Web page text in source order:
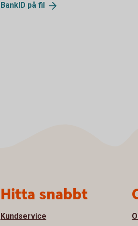
BankID på fil
Hitta snabbt
Kundservice